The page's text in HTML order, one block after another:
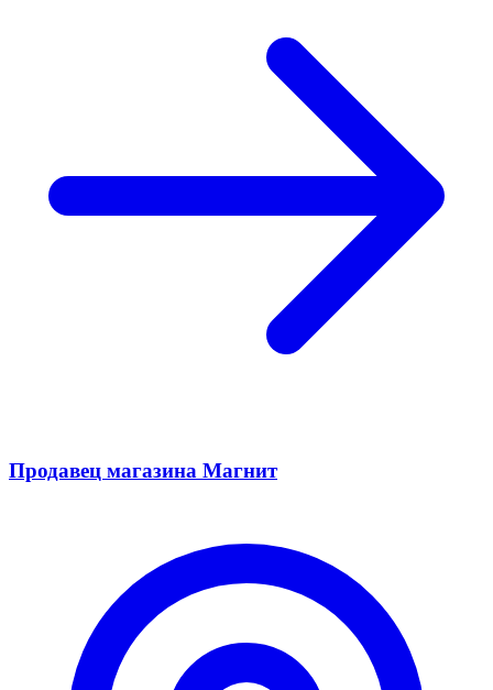
Продавец магазина Магнит